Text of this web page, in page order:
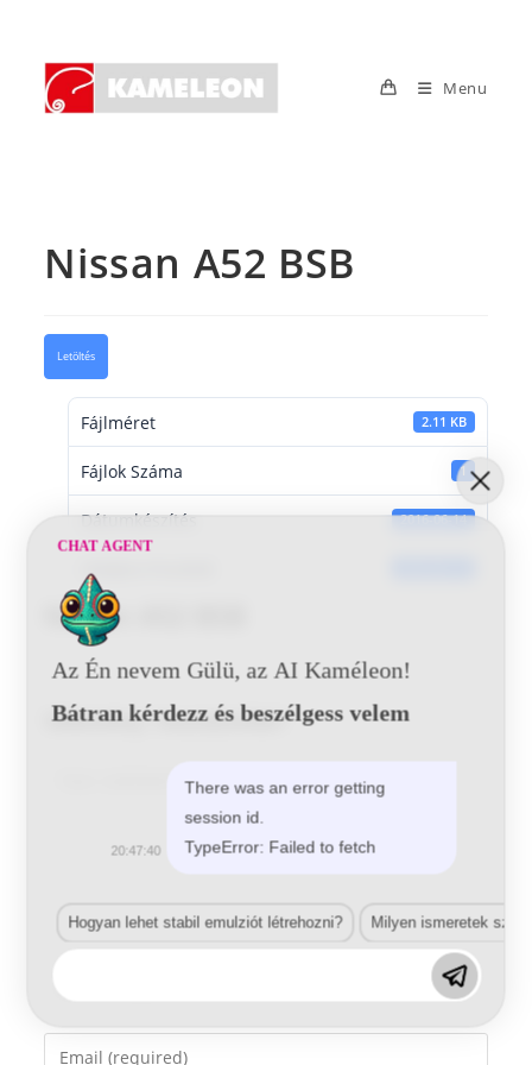
content
Menu
Nissan A52 BSB
Letöltés
Fájlméret 2.11 KB
Fájlok Száma 1
Dátumkészítés 2016-06-14
Utoljára frissített
Nissan A52 BSB
Vélemény, hozzászólás?
your
name
Enter
CHAT AGENT
Az Én nevem Gülü, az AI Kaméleon!
Bátran kérdezz és beszélgess velem
There was an error getting
session id.
TypeError: Failed to fetch
20:47:40
Hogyan lehet stabil emulziót létrehozni? Milyen ismeretek